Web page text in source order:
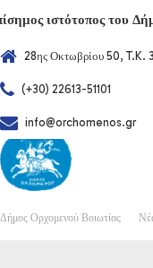
ιστότοπος του
28ης Οκτωβρίου 50, T.K.
(+30) 22613-51101
info@orchomenos.gr
Δήμος Ορχομενού Βοιωτίας